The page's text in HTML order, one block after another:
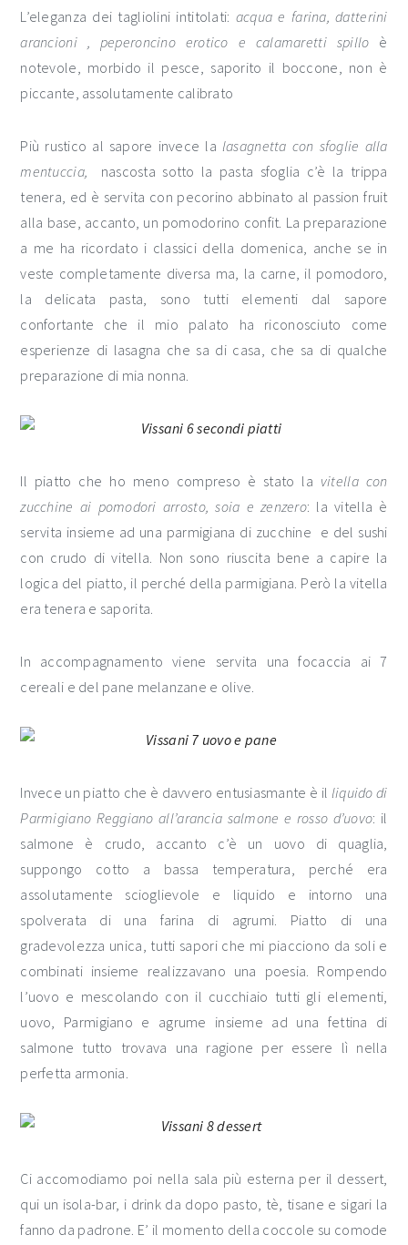
L’eleganza dei tagliolini intitolati: acqua e farina, datterini
arancioni , peperoncino erotico e calamaretti spillo è
notevole, morbido il pesce, saporito il boccone, non è
piccante, assolutamente calibrato
Più rustico al sapore invece la lasagnetta con sfoglie alla
mentuccia, nascosta sotto la pasta sfoglia c’è la trippa
tenera, ed è servita con pecorino abbinato al passion fruit
alla base, accanto, un pomodorino confit. La preparazione
a me ha ricordato i classici della domenica, anche se in
veste completamente diversa ma, la carne, il pomodoro,
la delicata pasta, sono tutti elementi dal sapore
confortante che il mio palato ha riconosciuto come
esperienze di lasagna che sa di casa, che sa di qualche
preparazione di mia nonna.
Il piatto che ho meno compreso è stato la vitella con
zucchine ai pomodori arrosto, soia e zenzero: la vitella è
servita insieme ad una parmigiana di zucchine e del sushi
con crudo di vitella. Non sono riuscita bene a capire la
logica del piatto, il perché della parmigiana. Però la vitella
era tenera e saporita.
In accompagnamento viene servita una focaccia ai 7
cereali e del pane melanzane e olive.
Invece un piatto che è davvero entusiasmante è il liquido di
Parmigiano Reggiano all’arancia salmone e rosso d’uovo: il
salmone è crudo, accanto c’è un uovo di quaglia,
suppongo cotto a bassa temperatura, perché era
assolutamente scioglievole e liquido e intorno una
spolverata di una farina di agrumi. Piatto di una
gradevolezza unica, tutti sapori che mi piacciono da soli e
combinati insieme realizzavano una poesia. Rompendo
l’uovo e mescolando con il cucchiaio tutti gli elementi,
uovo, Parmigiano e agrume insieme ad una fettina di
salmone tutto trovava una ragione per essere lì nella
perfetta armonia.
Ci accomodiamo poi nella sala più esterna per il dessert,
qui un isola-bar, i drink da dopo pasto, tè, tisane e sigari la
fanno da padrone. E’ il momento della coccole su comode